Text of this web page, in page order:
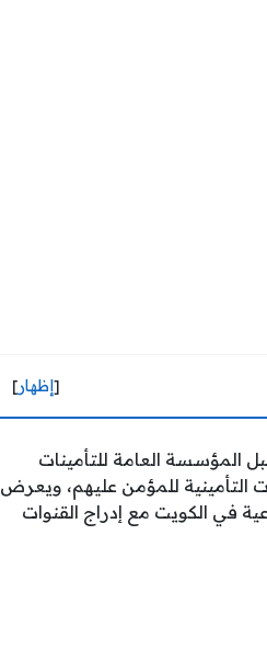
[إظهار]
المؤسسة العامة للتأمينات
التأمينية للمؤمن عليهم، ويعرض
في الكويت مع إدراج القنوات